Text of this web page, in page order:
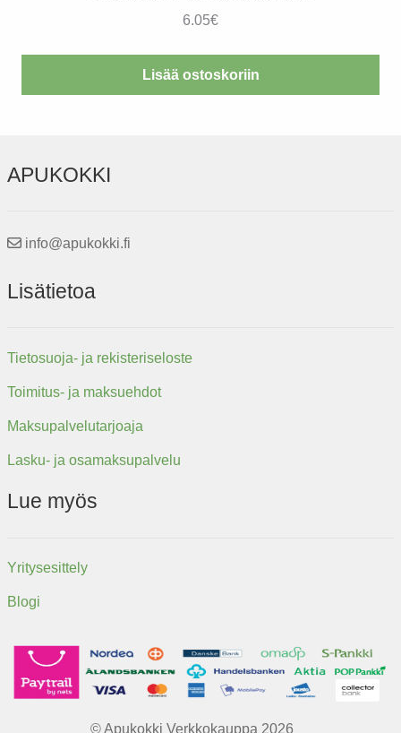
6.05€
Lisää ostoskoriin
APUKOKKI
info@apukokki.fi
Lisätietoa
Tietosuoja- ja rekisteriseloste
Toimitus- ja maksuehdot
Maksupalvelutarjoaja
Lasku- ja osamaksupalvelu
Lue myös
Yritysesittely
Blogi
© Apukokki Verkkokauppa 2026